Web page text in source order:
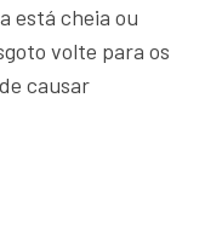
está cheia ou
volte para os
causar